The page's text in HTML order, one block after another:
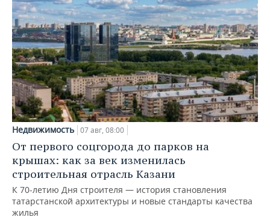
Недвижимость 07 авг, 08:00
От первого соцгорода до парков на
крышах: как за век изменилась
строительная отрасль Казани
К 70-летию Дня строителя — история становления
татарстанской архитектуры и новые стандарты качества
жилья